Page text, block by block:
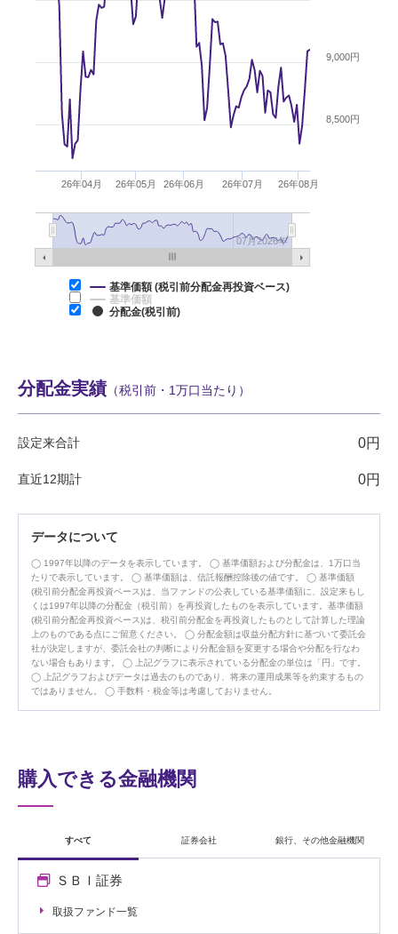
26年04月 26年05月 26年06月 26年07月 26年08月
07月2026年
8,500円
9,000円
基準価額 (税引前分配金再投資ベース)
基準価額
分配金(税引前)
分配金実績（税引前・1万口当たり）
設定来合計 0円
直近12期計 0円
データについて
1997年以降のデータを表示しています。
基準価額および分配金は、1万口当
たりで表示しています。
基準価額は、信託報酬控除後の値です。
基準価額
(税引前分配金再投資ベース)は、当ファンドの公表している基準価額に、設定来もし
くは1997年以降の分配金（税引前）を再投資したものを表示しています。基準価額
(税引前分配金再投資ベース)は、税引前分配金を再投資したものとして計算した理論
上のものである点にご留意ください。
分配金額は収益分配方針に基づいて委託会
社が決定しますが、委託会社の判断により分配金額を変更する場合や分配を行なわ
ない場合もあります。
上記グラフに表示されている分配金の単位は「円」です。
上記グラフおよびデータは過去のものであり、将来の運用成果等を約束するもの
ではありません。
手数料・税金等は考慮しておりません。
購入できる金融機関
すべて 証券会社 銀行、その他金融機関
ＳＢＩ証券
取扱ファンド一覧